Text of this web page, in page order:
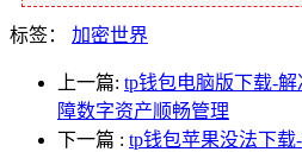
标签： 加密世界
上一篇: tp钱包电脑版下载-
障数字资产顺畅管理
下一篇 : tp钱包苹果没法下载